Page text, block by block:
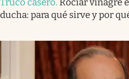
ducha: para qué sirve y por